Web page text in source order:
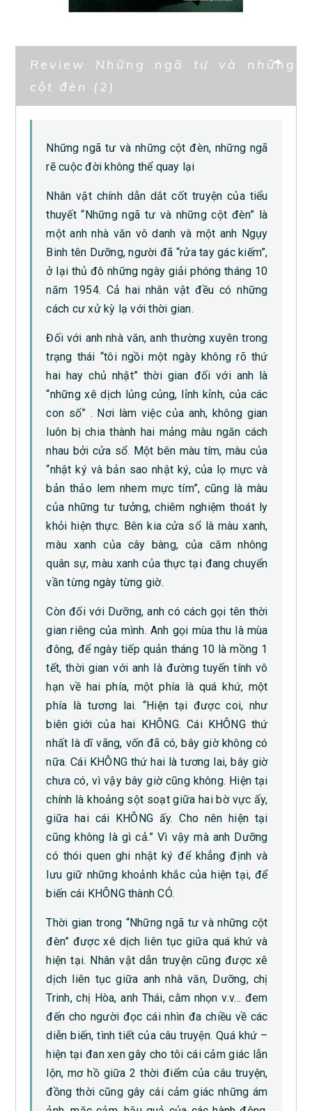
Review Những ngã tư và những
cột đèn (2)
Những ngã tư và những cột đèn, những ngã
rẽ cuộc đời không thể quay lại
Nhân vật chính dẫn dắt cốt truyện của tiểu
thuyết “Những ngã tư và những cột đèn” là
một anh nhà văn vô danh và một anh Ngụy
Binh tên Dưỡng, người đã “rửa tay gác kiếm”,
ở lại thủ đô những ngày giải phóng tháng 10
năm 1954. Cả hai nhân vật đều có những
cách cư xử kỳ lạ với thời gian.
Đối với anh nhà văn, anh thường xuyên trong
trạng thái “tôi ngồi một ngày không rõ thứ
hai hay chủ nhật” thời gian đối với anh là
“những xê dịch lủng củng, lỉnh kỉnh, của các
con số” . Nơi làm việc của anh, không gian
luôn bị chia thành hai mảng màu ngăn cách
nhau bởi cửa sổ. Một bên màu tím, màu của
“nhật ký và bản sao nhật ký, của lọ mực và
bản thảo lem nhem mực tím”, cũng là màu
của những tư tưởng, chiêm nghiệm thoát ly
khỏi hiện thực. Bên kia cửa sổ là màu xanh,
màu xanh của cây bàng, của căm nhông
quân sự, màu xanh của thực tại đang chuyển
vần từng ngày từng giờ.
Còn đối với Dưỡng, anh có cách gọi tên thời
gian riêng của mình. Anh gọi mùa thu là mùa
đông, để ngày tiếp quản tháng 10 là mồng 1
tết, thời gian với anh là đường tuyến tính vô
hạn về hai phía, một phía là quá khứ, một
phía là tương lai. “Hiện tại được coi, như
biên giới của hai KHÔNG. Cái KHÔNG thứ
nhất là dĩ vãng, vốn đã có, bây giờ không có
nữa. Cái KHÔNG thứ hai là tương lai, bây giờ
chưa có, vì vậy bây giờ cũng không. Hiện tại
chính là khoảng sột soạt giữa hai bờ vực ấy,
giữa hai cái KHÔNG ấy. Cho nên hiện tại
cũng không là gì cả.” Vì vậy mà anh Dưỡng
có thói quen ghi nhật ký để khẳng định và
lưu giữ những khoảnh khắc của hiện tại, để
biến cái KHÔNG thành CÓ.
Thời gian trong “Những ngã tư và những cột
đèn” được xê dịch liên tục giữa quá khứ và
hiện tại. Nhân vật dẫn truyện cũng được xê
dịch liên tục giữa anh nhà văn, Dưỡng, chị
Trinh, chị Hòa, anh Thái, cằm nhọn v.v… đem
đến cho người đọc cái nhìn đa chiều về các
diễn biến, tình tiết của câu truyện. Quá khứ –
hiện tại đan xen gây cho tôi cái cảm giác lẫn
lộn, mơ hồ giữa 2 thời điểm của câu truyện,
đồng thời cũng gây cái cảm giác những ám